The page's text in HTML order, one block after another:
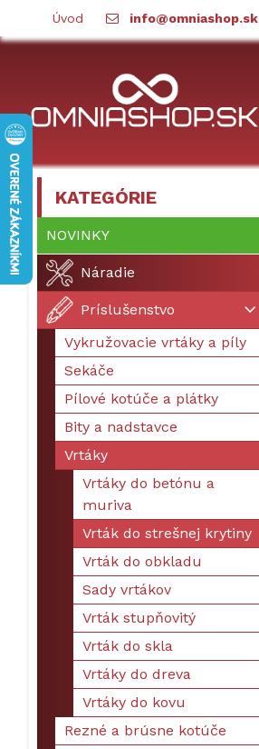
Úvod info@omniashop.sk
KATEGÓRIE
NOVINKY
Náradie
Príslušenstvo
Vykružovacie vrtáky a píly
Sekáče
Pílové kotúče a plátky
Bity a nadstavce
Vrtáky
Vrtáky do betónu a
muriva
Vrták do strešnej krytiny
Vrták do obkladu
Sady vrtákov
Vrták stupňovitý
Vrták do skla
Vrtáky do dreva
Vrtáky do kovu
Rezné a brúsne kotúče